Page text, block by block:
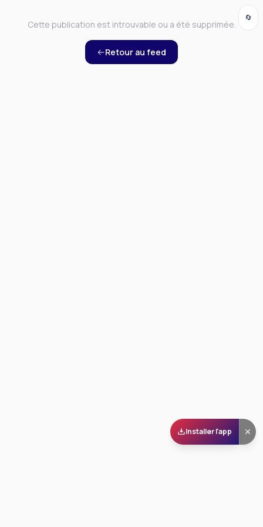
Cette publication est introuvable ou a été supprimée.
Retour au feed
Installer l'app
🔄